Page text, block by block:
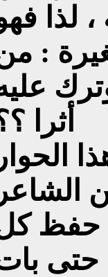
لذا
:
أثرا
الحوار
الشاعر
حفظ
حتى